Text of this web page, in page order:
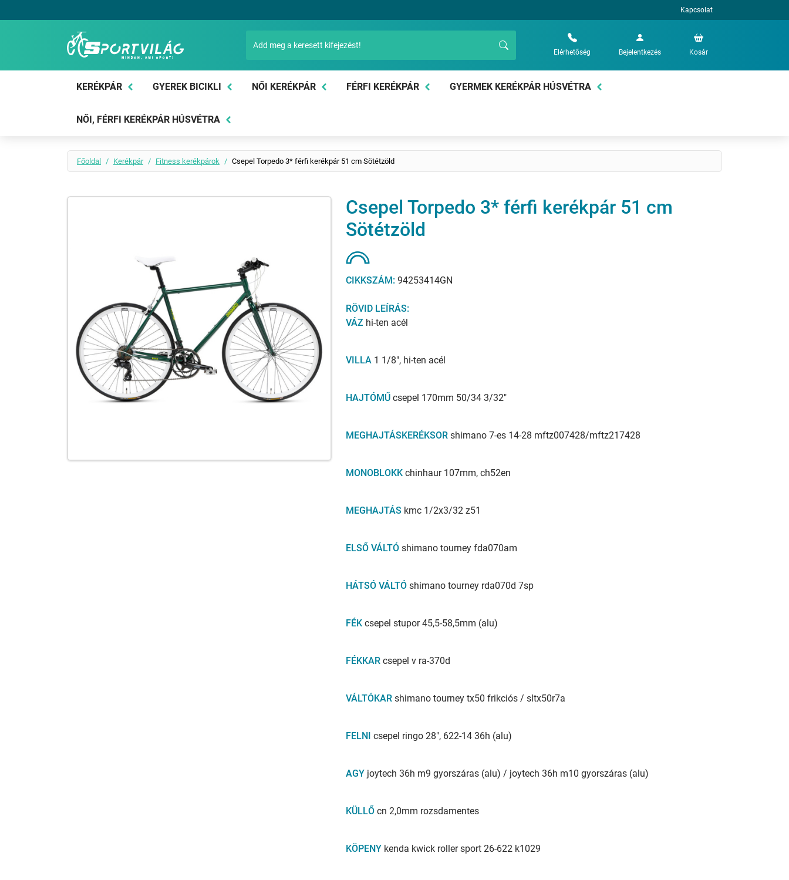
Kapcsolat
Sportvilág
Elérhetőség Bejelentkezés Kosár
KERÉKPÁR GYEREK BICIKLI NŐI KERÉKPÁR FÉRFI KERÉKPÁR GYERMEK KERÉKPÁR HÚSVÉTRA
NŐI, FÉRFI KERÉKPÁR HÚSVÉTRA
Főoldal Kerékpár Fitness kerékpárok Csepel Torpedo 3* férfi kerékpár 51 cm Sötétzöld
Csepel Torpedo 3* férfi kerékpár 51 cm
Sötétzöld
CIKKSZÁM: 94253414GN
RÖVID LEÍRÁS:
VÁZ hi-ten acél
VILLA 1 1/8", hi-ten acél
HAJTÓMŰ csepel 170mm 50/34 3/32"
MEGHAJTÁSKERÉKSOR shimano 7-es 14-28 mftz007428/mftz217428
MONOBLOKK chinhaur 107mm, ch52en
MEGHAJTÁS kmc 1/2x3/32 z51
ELSŐ VÁLTÓ shimano tourney fda070am
HÁTSÓ VÁLTÓ shimano tourney rda070d 7sp
FÉK csepel stupor 45,5-58,5mm (alu)
FÉKKAR csepel v ra-370d
VÁLTÓKAR shimano tourney tx50 frikciós / sltx50r7a
FELNI csepel ringo 28", 622-14 36h (alu)
AGY joytech 36h m9 gyorszáras (alu) / joytech 36h m10 gyorszáras (alu)
KÜLLŐ cn 2,0mm rozsdamentes
KÖPENY kenda kwick roller sport 26-622 k1029